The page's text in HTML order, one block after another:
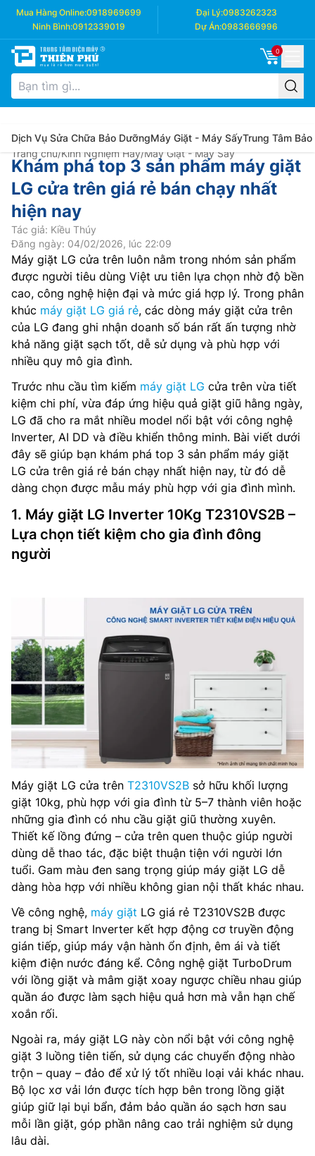
Mua Hàng Online:0918969699 Đại Lý:0983262323
Ninh Bình:0912339019 Dự Án:0983666996
0
Dịch Vụ Sửa Chữa Bảo DưỡngMáy Giặt - Máy SấyTrung Tâm Bảo
Trang chủ/Kinh Nghiệm Hay/Máy Giặt - Máy Sấy
Khám phá top 3 sản phẩm máy giặt
LG cửa trên giá rẻ bán chạy nhất
hiện nay
Tác giả: Kiều Thúy
Đăng ngày: 04/02/2026, lúc 22:09
Máy giặt LG cửa trên luôn nằm trong nhóm sản phẩm
được người tiêu dùng Việt ưu tiên lựa chọn nhờ độ bền
cao, công nghệ hiện đại và mức giá hợp lý. Trong phân
khúc máy giặt LG giá rẻ, các dòng máy giặt cửa trên
của LG đang ghi nhận doanh số bán rất ấn tượng nhờ
khả năng giặt sạch tốt, dễ sử dụng và phù hợp với
nhiều quy mô gia đình.
Trước nhu cầu tìm kiếm máy giặt LG cửa trên vừa tiết
kiệm chi phí, vừa đáp ứng hiệu quả giặt giũ hằng ngày,
LG đã cho ra mắt nhiều model nổi bật với công nghệ
Inverter, AI DD và điều khiển thông minh. Bài viết dưới
đây sẽ giúp bạn khám phá top 3 sản phẩm máy giặt
LG cửa trên giá rẻ bán chạy nhất hiện nay, từ đó dễ
dàng chọn được mẫu máy phù hợp với gia đình mình.
1. Máy giặt LG Inverter 10Kg T2310VS2B –
Lựa chọn tiết kiệm cho gia đình đông
người
Máy giặt LG cửa trên T2310VS2B sở hữu khối lượng
giặt 10kg, phù hợp với gia đình từ 5–7 thành viên hoặc
những gia đình có nhu cầu giặt giũ thường xuyên.
Thiết kế lồng đứng – cửa trên quen thuộc giúp người
dùng dễ thao tác, đặc biệt thuận tiện với người lớn
tuổi. Gam màu đen sang trọng giúp máy giặt LG dễ
dàng hòa hợp với nhiều không gian nội thất khác nhau.
Về công nghệ, máy giặt LG giá rẻ T2310VS2B được
trang bị Smart Inverter kết hợp động cơ truyền động
gián tiếp, giúp máy vận hành ổn định, êm ái và tiết
kiệm điện nước đáng kể. Công nghệ giặt TurboDrum
với lồng giặt và mâm giặt xoay ngược chiều nhau giúp
quần áo được làm sạch hiệu quả hơn mà vẫn hạn chế
xoắn rối.
Ngoài ra, máy giặt LG này còn nổi bật với công nghệ
giặt 3 luồng tiên tiến, sử dụng các chuyển động nhào
trộn – quay – đảo để xử lý tốt nhiều loại vải khác nhau.
Bộ lọc xơ vải lớn được tích hợp bên trong lồng giặt
giúp giữ lại bụi bẩn, đảm bảo quần áo sạch hơn sau
mỗi lần giặt, góp phần nâng cao trải nghiệm sử dụng
lâu dài.